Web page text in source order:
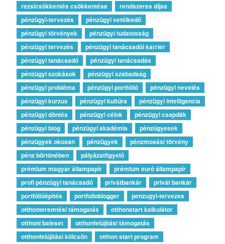
rezsicsökkentés csökkentése
rendszeres díjas
pénzügyi-tervezés
pénzügyi vetélkedő
pénzügyi törvények
pénzügyi tudatosság
pénzügyi tervezés
pénzügyi tanácsadói karrier
pénzügyi tanácsadó
pénzügyi tanácsadás
pénzügyi szokások
pénzügyi szabadság
pénzügyi probléma
pénzügyi portfólió
pénzügyi nevelés
pénzügyi kurzus
pénzügyi kultúra
pénzügyi intelligencia
pénzügyi döntés
pénzügyi célok
pénzügyi csapdák
pénzügyi blog
pénzügyi akadémia
pénzügyesek
pénzügyek okosan
pénzügyek
pénzmosási törvény
pénz börtönében
pályázatfigyelő
prémium magyar állampapír
prémium euró állampapír
profi pénzügyi tanácsadó
privátbankár
privát bankár
portfólióépítés
portfolioblogger
penzugyi-tervezes
otthonteremtési támogatás
otthonstart kalkulátor
otthoni baleset
otthonfelújítási támogatás
otthonfelújítási kölcsön
otthon start program